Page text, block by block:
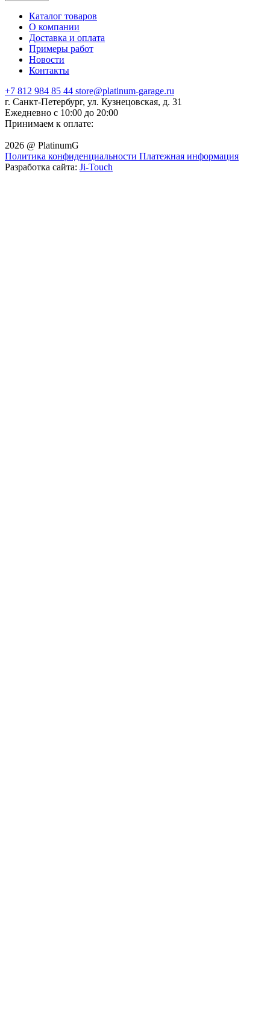
Каталог товаров
О компании
Доставка и оплата
Примеры работ
Новости
Контакты
+7 812 984 85 44 store@platinum-garage.ru
г. Санкт-Петербург, ул. Кузнецовская, д. 31
Ежедневно с 10:00 до 20:00
Принимаем к оплате:
2026 @ PlatinumG
Политика конфиденциальности Платежная информация
Разработка сайта: Ji-Touch